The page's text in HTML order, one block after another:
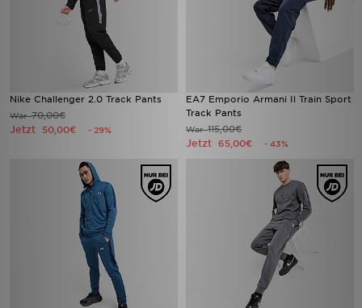
Nike Challenger 2.0 Track Pants
War70,00€
Jetzt 50,00€ - 29%
EA7 Emporio Armani Il Train Sport
Track Pants
War115,00€
Jetzt 65,00€ - 43%